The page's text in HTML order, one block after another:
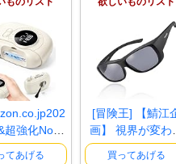
闇くんは占いとAIどっちを
29:今日ｍ１か
30:M1って明らかに面白くない
が通例だしヤラセ番組としか認
31:
32:お前じゃい！
33:なんでボイスあるんだよ！！
強化No.1
&..
てあげる
[冒険王] 【鯖江
画】 視界が変わる
オーバー..
買ってあげる